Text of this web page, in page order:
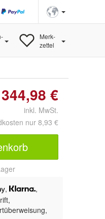
Merk-
zettel
344,98 €
inkl. MwSt.
nur 8,93 €
,
,